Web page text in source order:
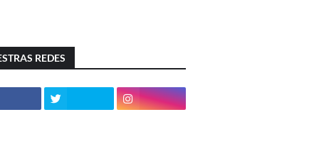
REDES